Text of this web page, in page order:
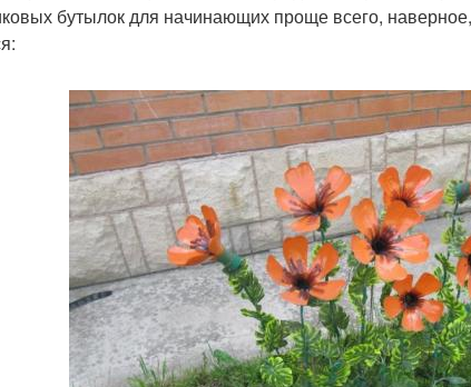
бутылок для начинающих проще всего,